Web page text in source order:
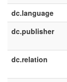
dc.language
dc.publisher
dc.relation